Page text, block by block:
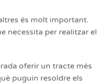
és molt important.
necessita per realitzar el
oferir un tracte més
puguin resoldre els